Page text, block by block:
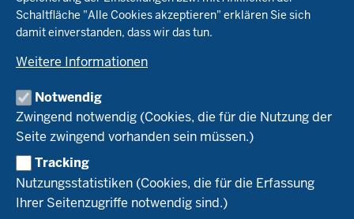
Schaltfläche "Alle Cookies akzeptieren" erklären Sie sich
damit einverstanden, dass wir das tun.
Weitere Informationen
Notwendig
Zwingend notwendig (Cookies, die für die Nutzung der
Seite zwingend vorhanden sein müssen.)
Tracking
Nutzungsstatistiken (Cookies, die für die Erfassung
Ihrer Seitenzugriffe notwendig sind.)
Tierhaltung
Markt
Umstellung
Recht
Landwirtschaftskammer NRW
Bioland
Naturland
Versuche
Leitbetriebe Ökologischer Landbau
Versuchsbetriebe
WRRL-Modellbetriebe
Kontakte Versuchswesen
Aktuelles
Arbeitsschwerpunkte
Material & Kontakt
Ökoschule in Kleve
Ausbildungsbetriebe
Berufsausbildung
Forschung
Projekte Ökoteam
Forschungsergebnisse
Service
Kontakt